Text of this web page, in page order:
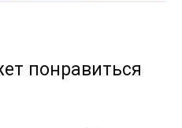
понравиться